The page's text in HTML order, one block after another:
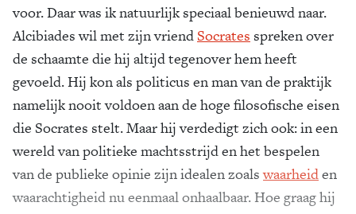
voor. Daar was ik natuurlijk speciaal benieuwd naar.
Alcibiades wil met zijn vriendSocrates spreken over
de schaamte die hij altijd tegenover hem heeft
gevoeld. Hij kon als politicus en man van de praktijk
namelijk nooit voldoen aan de hoge filosofische eisen
die Socrates stelt. Maar hij verdedigt zich ook: in een
wereld van politieke machtsstrijd en het bespelen
van de publieke opinie zijn idealen zoalswaarheiden
waarachtigheid nu eenmaal onhaalbaar. Hoe graag hij